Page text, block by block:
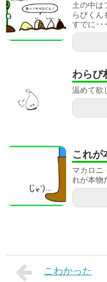
土の中は
らびくん
すでに･･･
わらび
温めて欲
これが
マカロニ
れが本物
こわかった